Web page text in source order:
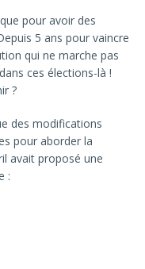
pour avoir des
5 ans pour vaincre
qui ne marche pas
ces élections-là !
?
des modifications
pour aborder la
avait proposé une
: